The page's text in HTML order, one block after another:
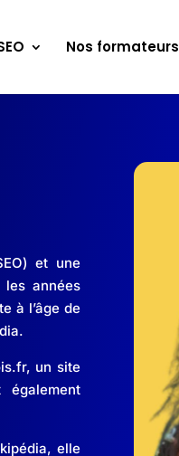
Nos formateurs
et une
les années
à l’âge de
un site
elle